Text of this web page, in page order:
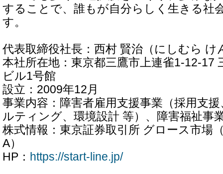
することで、誰もが自分らしく生きる社
す。
代表取締役社長：西村 賢治（にしむら け
本社所在地：東京都三鷹市上連雀1-12-17
ビル1号館
設立：2009年12月
事業内容：障害者雇用支援事業（採用支
ルティング、環境設計 等）、障害福祉事
株式情報：東京証券取引所 グロース市場
A）
HP： https://start-line.jp/